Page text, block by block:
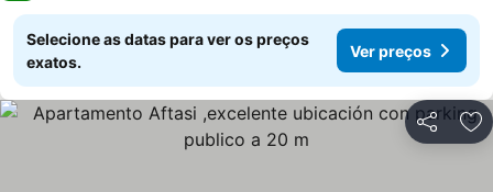
Selecione as datas para ver os preços
exatos.
Ver preços
Partilhar